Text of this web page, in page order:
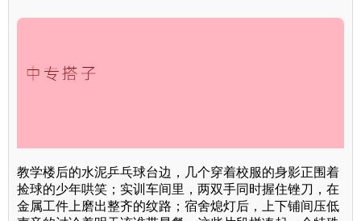
教学楼后的水泥乒乓球台边，几个穿着校服的身影正围着
捡球的少年哄笑；实训车间里，两双手同时握住锉刀，在
金属工件上磨出整齐的纹路；宿舍熄灯后，上下铺间压低